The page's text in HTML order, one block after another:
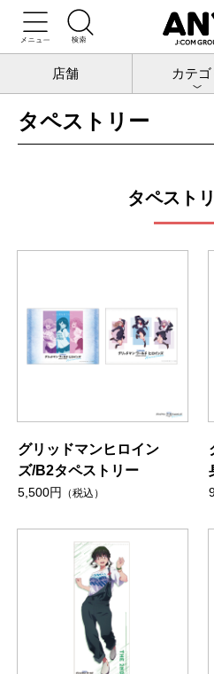
店舗 カテゴ
トップ グリッドマンワールド
タペストリー
タペスト
グリッドマンヒロイン
ズ/B2タペストリー
5,500円 （税込）